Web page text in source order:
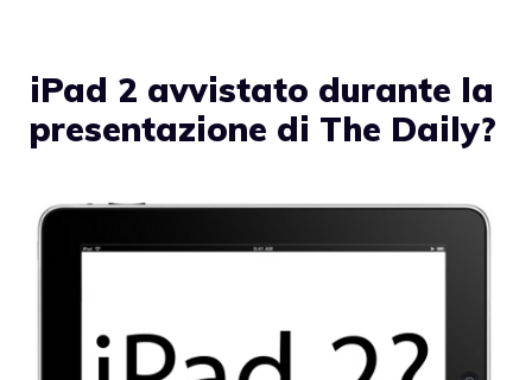
iPad 2 avvistato durante la
presentazione di The Daily?